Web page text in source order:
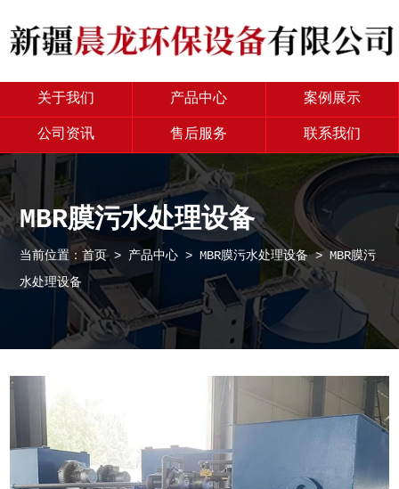
关于我们 产品中心 案例展示
公司资讯 售后服务 联系我们
MBR膜污水处理设备
当前位置：首页> 产品中心 >MBR膜污水处理设备> MBR膜污
水处理设备